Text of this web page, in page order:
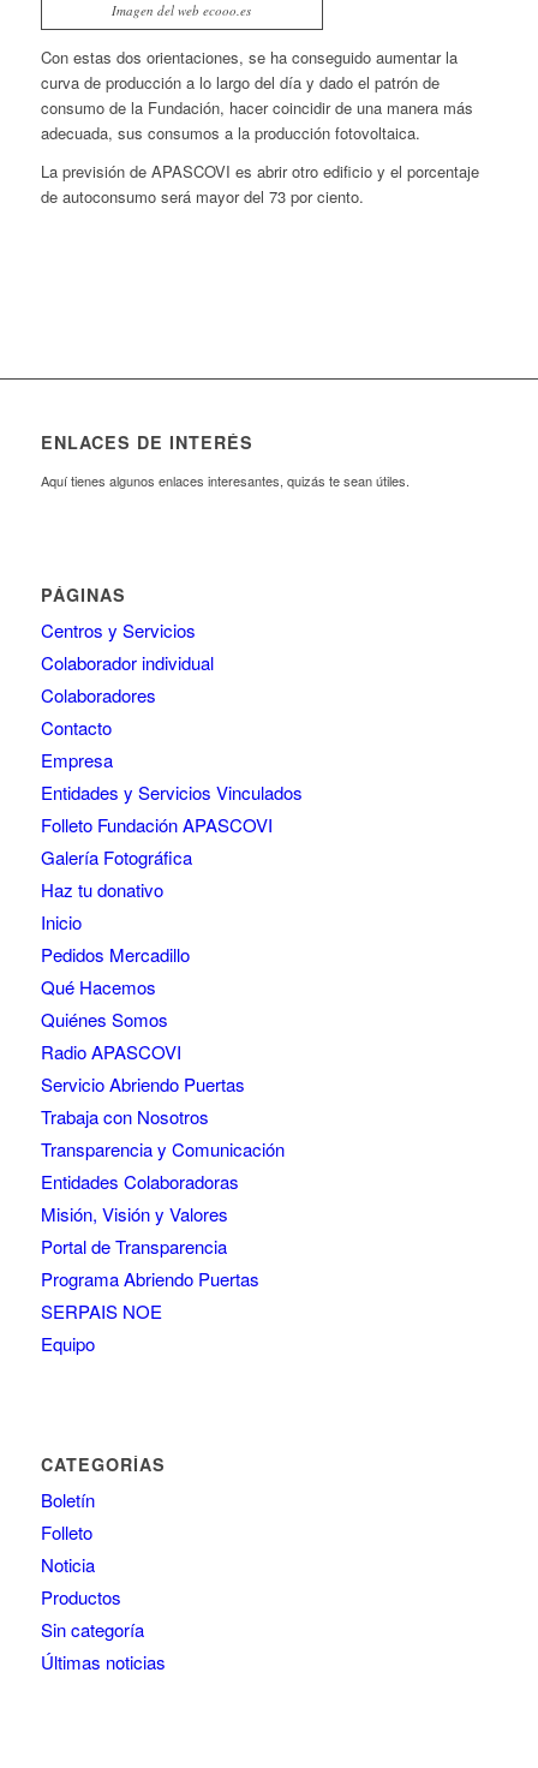
Imagen del web ecooo.es
Con estas dos orientaciones, se ha conseguido aumentar la
curva de producción a lo largo del día y dado el patrón de
consumo de la Fundación, hacer coincidir de una manera más
adecuada, sus consumos a la producción fotovoltaica.
La previsión de APASCOVI es abrir otro edificio y el porcentaje
de autoconsumo será mayor del 73 por ciento.
ENLACES DE INTERÉS
Aquí tienes algunos enlaces interesantes, quizás te sean útiles.
PÁGINAS
Centros y Servicios
Colaborador individual
Colaboradores
Contacto
Empresa
Entidades y Servicios Vinculados
Folleto Fundación APASCOVI
Galería Fotográfica
Haz tu donativo
Inicio
Pedidos Mercadillo
Qué Hacemos
Quiénes Somos
Radio APASCOVI
Servicio Abriendo Puertas
Trabaja con Nosotros
Transparencia y Comunicación
Entidades Colaboradoras
Misión, Visión y Valores
Portal de Transparencia
Programa Abriendo Puertas
SERPAIS NOE
Equipo
CATEGORÍAS
Boletín
Folleto
Noticia
Productos
Sin categoría
Últimas noticias